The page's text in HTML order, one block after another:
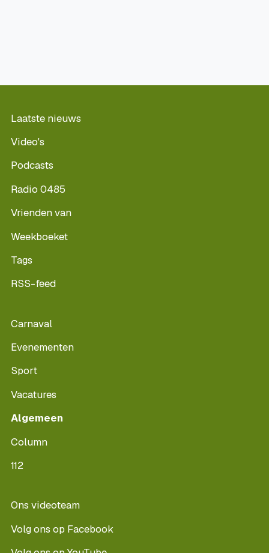
Laatste nieuws
Video's
Podcasts
Radio 0485
Vrienden van
Weekboeket
Tags
RSS-feed
Carnaval
Evenementen
Sport
Vacatures
Algemeen
Column
112
Ons videoteam
Volg ons op Facebook